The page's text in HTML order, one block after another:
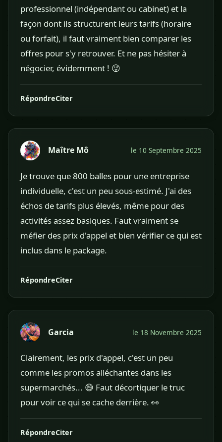
professionnel (indépendant ou cabinet) et la
façon dont ils structurent leurs tarifs (horaire
ou forfait), il faut vraiment bien comparer les
offres pour s'y retrouver. Et ne pas hésiter à
négocier, évidemment ! 😜
RépondreCiter
Maître Mô le 10 Septembre 2025
Je trouve que 800 balles pour une entreprise
individuelle, c'est un peu sous-estimé. J'ai des
échos de tarifs plus élevés, même pour des
activités assez basiques. Faut vraiment se
méfier des prix d'appel et bien vérifier ce qui est
inclus dans le package.
RépondreCiter
Garcia le 18 Novembre 2025
Clairement, les prix d'appel, c'est un peu
comme les promos alléchantes dans les
supermarchés... 😅 Faut décortiquer le truc
pour voir ce qui se cache derrière. 👀
RépondreCiter